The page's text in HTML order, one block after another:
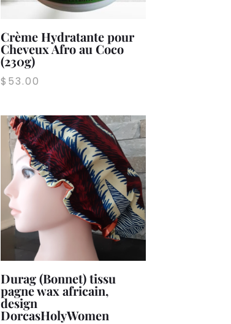
Crème Hydratante pour
Cheveux Afro au Coco
(230g)
$ 53.00
Durag (Bonnet) tissu
pagne wax africain,
design
DorcasHolyWomen